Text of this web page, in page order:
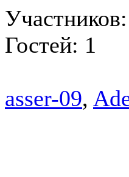
Гостей: 1
asser-09,